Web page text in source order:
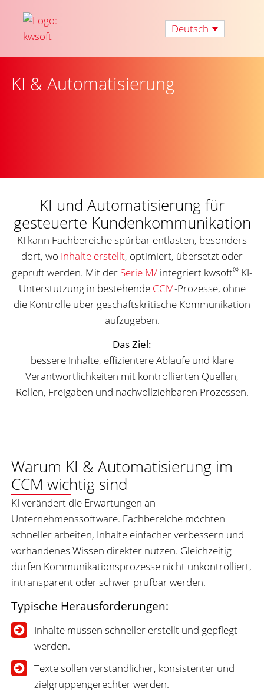
Deutsch
KI & Automatisierung
KI und Automatisierung für
gesteuerte Kundenkommunikation
KI kann Fachbereiche spürbar entlasten, besonders
dort, wo Inhalte erstellt, optimiert, übersetzt oder
geprüft werden. Mit der Serie M/ integriert kwsoft® KI-
Unterstützung in bestehende CCM-Prozesse, ohne
die Kontrolle über geschäftskritische Kommunikation
aufzugeben.
Das Ziel:
bessere Inhalte, effizientere Abläufe und klare
Verantwortlichkeiten mit kontrollierten Quellen,
Rollen, Freigaben und nachvollziehbaren Prozessen.
Warum KI & Automatisierung im
CCM wichtig sind
KI verändert die Erwartungen an
Unternehmenssoftware. Fachbereiche möchten
schneller arbeiten, Inhalte einfacher verbessern und
vorhandenes Wissen direkter nutzen. Gleichzeitig
dürfen Kommunikationsprozesse nicht unkontrolliert,
intransparent oder schwer prüfbar werden.
Typische Herausforderungen:
Inhalte müssen schneller erstellt und gepflegt
werden.
Texte sollen verständlicher, konsistenter und
zielgruppengerechter werden.